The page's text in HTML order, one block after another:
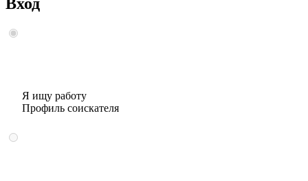
Я ищу работу
Профиль соискателя